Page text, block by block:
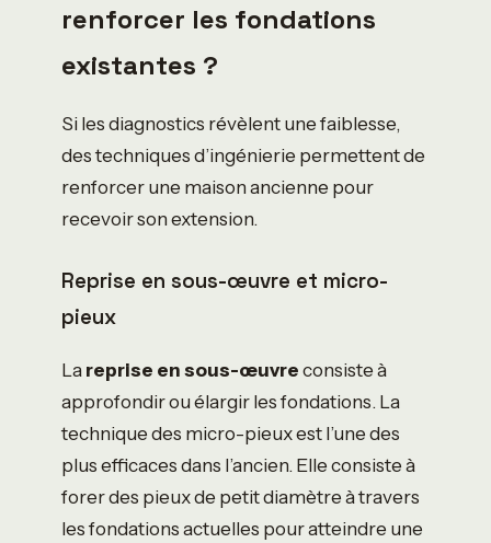
renforcer les fondations
existantes ?
Si les diagnostics révèlent une faiblesse,
des techniques d’ingénierie permettent de
renforcer une maison ancienne pour
recevoir son extension.
Reprise en sous-œuvre et micro-
pieux
Lareprise en sous-œuvreconsiste à
approfondir ou élargir les fondations. La
technique des micro-pieux est l’une des
plus efficaces dans l’ancien. Elle consiste à
forer des pieux de petit diamètre à travers
les fondations actuelles pour atteindre une